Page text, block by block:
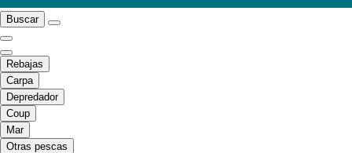
Buscar
Rebajas
Carpa
Depredador
Coup
Mar
Otras pescas